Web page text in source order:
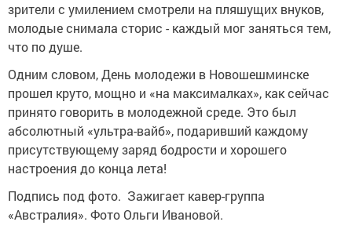
зрители с умилением смотрели на пляшущих внуков,
молодые снимала сторис - каждый мог заняться тем,
что по душе.
Одним словом, День молодежи в Новошешминске
прошел круто, мощно и «на максималках», как сейчас
принято говорить в молодежной среде. Это был
абсолютный «ультра-вайб», подаривший каждому
присутствующему заряд бодрости и хорошего
настроения до конца лета!
Подпись под фото. Зажигает кавер-группа
«Австралия». Фото Ольги Ивановой.